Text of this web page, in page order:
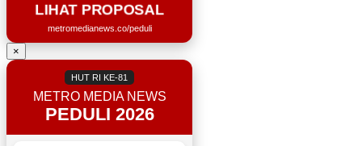
LIHAT PROPOSAL
metromedianews.co/peduli
×
HUT RI KE-81
METRO MEDIA NEWS
PEDULI 2026